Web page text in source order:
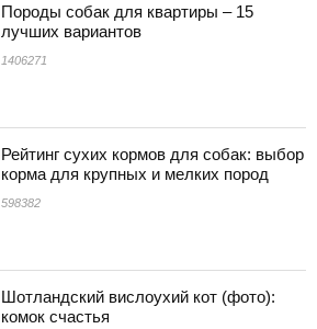
Породы собак для квартиры – 15
лучших вариантов
1406271
Рейтинг сухих кормов для собак: выбор
корма для крупных и мелких пород
598382
Шотландский вислоухий кот (фото):
комок счастья